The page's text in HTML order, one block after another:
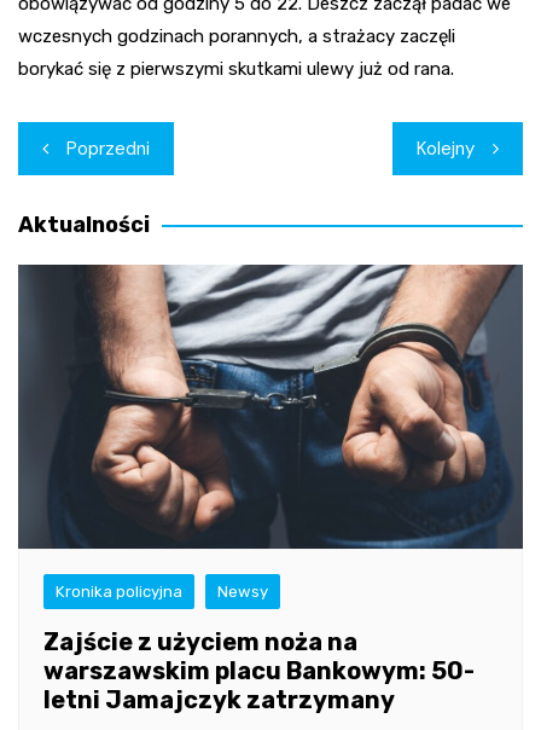
wczesnych godzinach porannych, a strażacy zaczęli
borykać się z pierwszymi skutkami ulewy już od rana.
Nawigacja
wpisu
Poprzedni Kolejny
Aktualności
Kronika policyjna Newsy
Zajście z użyciem noża na
warszawskim placu Bankowym: 50-
letni Jamajczyk zatrzymany